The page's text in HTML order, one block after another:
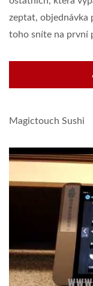
zeptat, objednávka
toho sníte na první
Magictouch Sushi